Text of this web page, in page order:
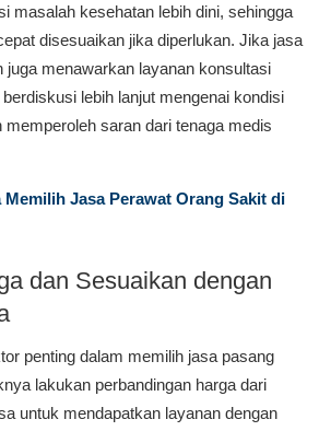
masalah kesehatan lebih dini, sehingga
disesuaikan jika diperlukan. Jika jasa
juga menawarkan layanan konsultasi
lebih lanjut mengenai kondisi
memperoleh saran dari tenaga medis
Memilih Jasa Perawat Orang Sakit di
dan Sesuaikan dengan
penting dalam memilih jasa pasang
lakukan perbandingan harga dari
untuk mendapatkan layanan dengan